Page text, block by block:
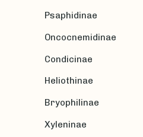
Psaphidinae
Oncocnemidinae
Condicinae
Heliothinae
Bryophilinae
Xyleninae